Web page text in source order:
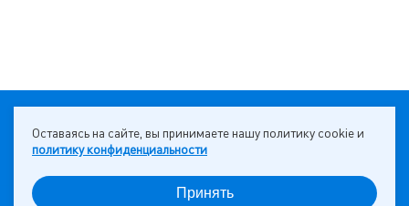
Сделано в
НАВЕРХ ↑
Оставаясь на сайте, вы принимаете нашу политику cookie и
политику конфиденциальности
Принять